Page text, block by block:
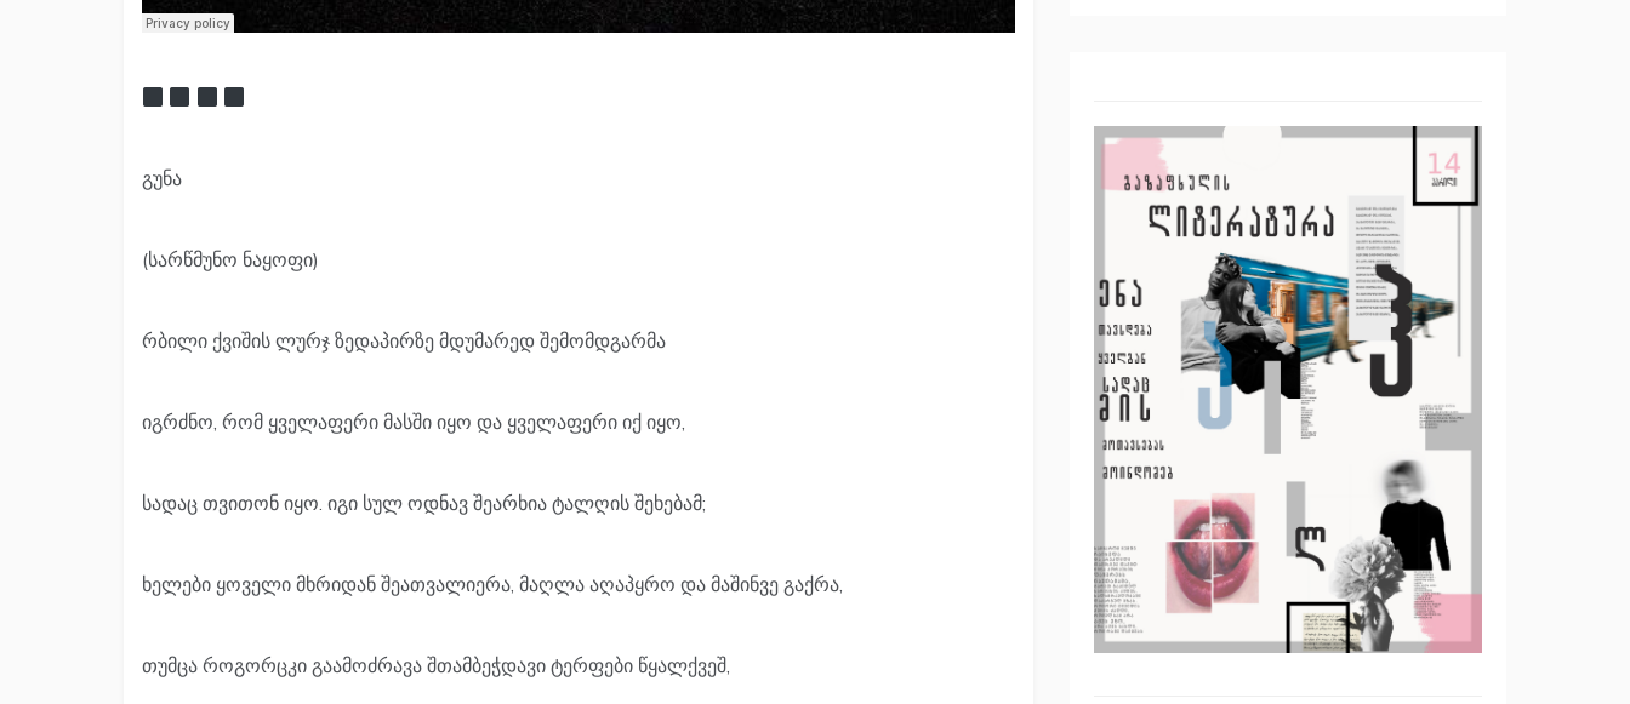
გუნა
(სარწმუნო ნაყოფი)
რბილი ქვიშის ლურჯ ზედაპირზე მდუმარედ შემომდგარმა
იგრძნო, რომ ყველაფერი მასში იყო და ყველაფერი იქ იყო,
სადაც თვითონ იყო. იგი სულ ოდნავ შეარხია ტალღის შეხებამ;
ხელები ყოველი მხრიდან შეათვალიერა, მაღლა აღაპყრო და მაშინვე გაქრა,
თუმცა როგორცკი გაამოძრავა შთამბეჭდავი ტერფები წყალქვეშ,